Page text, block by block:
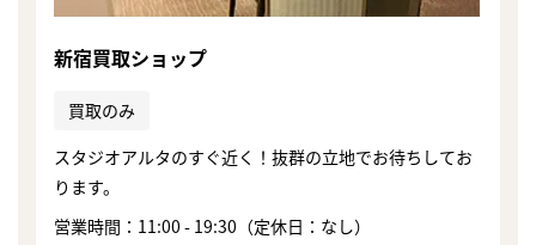
新宿買取ショップ
買取のみ
スタジオアルタのすぐ近く！抜群の立地でお待ちしてお
ります。
営業時間：11:00 - 19:30（定休日：なし）